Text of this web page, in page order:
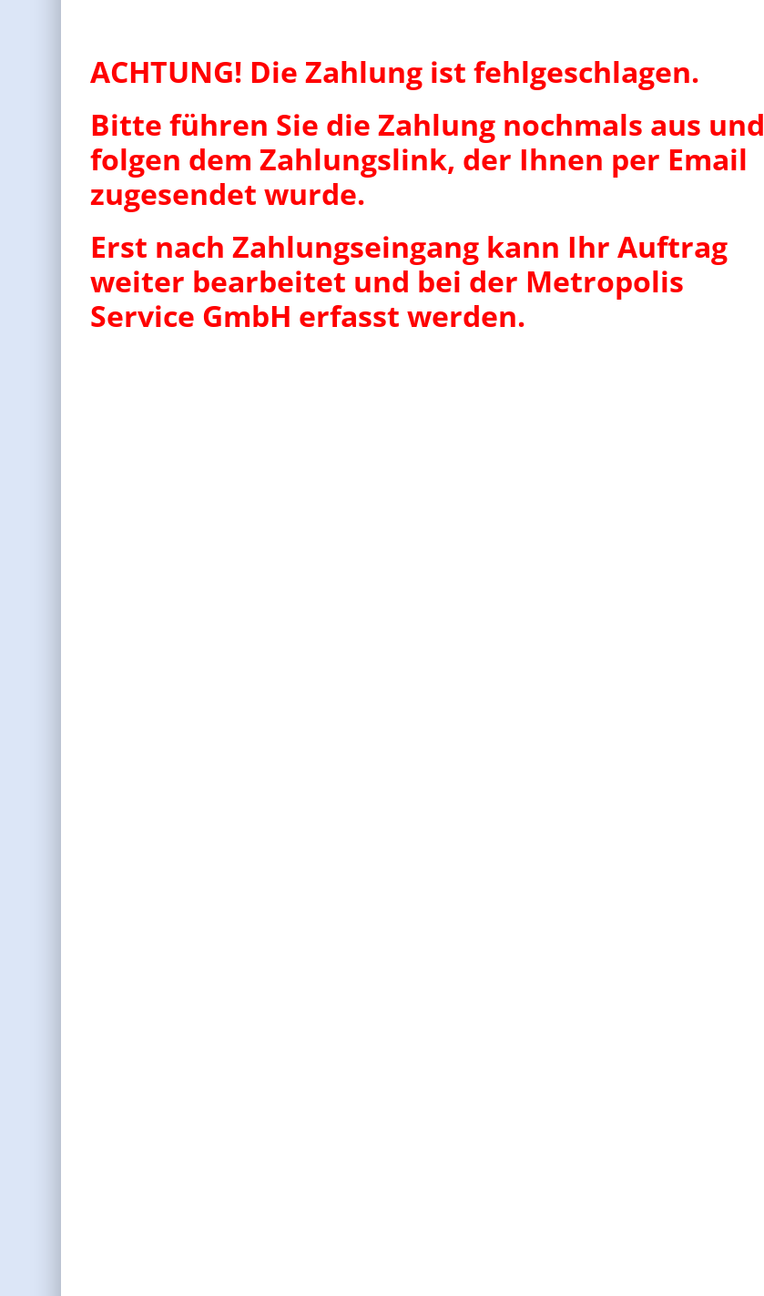
ACHTUNG! Die Zahlung ist fehlgeschlagen.
Bitte führen Sie die Zahlung nochmals aus und
folgen dem Zahlungslink, der Ihnen per Email
zugesendet wurde.
Erst nach Zahlungseingang kann Ihr Auftrag
weiter bearbeitet und bei der Metropolis
Service GmbH erfasst werden.